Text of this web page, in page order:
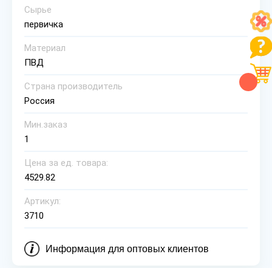
Сырье
первичка
Материал
ПВД
Страна производитель
Россия
Мин.заказ
1
Цена за ед. товара:
4529.82
Артикул:
3710
Информация для оптовых клиентов